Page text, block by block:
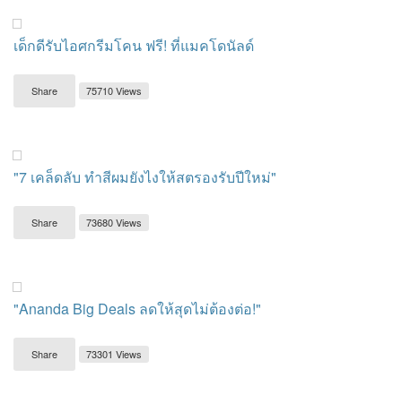
เด็กดีรับไอศกรีมโคน ฟรี! ที่แมคโดนัลด์
Share 75710 Views
"7 เคล็ดลับ ทำสีผมยังไงให้สตรองรับปีใหม่"
Share 73680 Views
"Ananda Big Deals ลดให้สุดไม่ต้องต่อ!"
Share 73301 Views